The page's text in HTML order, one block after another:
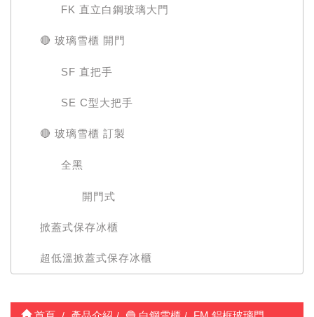
FK 直立白鋼玻璃大門
🔴 玻璃雪櫃 開門
SF 直把手
SE C型大把手
🔴 玻璃雪櫃 訂製
全黑
開門式
掀蓋式保存冰櫃
超低溫掀蓋式保存冰櫃